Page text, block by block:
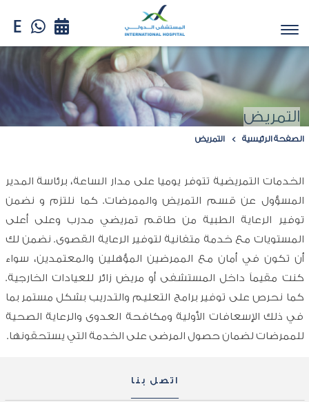
التمريض
الصفحة الرئيسية التمريض
الخدمات التمريضية تتوفر يوميا على مدار الساعة، برئاسة المدير
المسؤول عن قسم التمريض والممرضات. كما نلتزم و نضمن
توفير الرعاية الطبية من طاقم تمريضي مدرب وعلى أعلى
المستويات مع خدمة متفانية لتوفير الرعاية القصوى. نضمن لك
أن تكون في أمان مع الممرضين المؤهلين والمعتمدين، سواء
كنت مقيماً داخل المستشفى أو مريض زائر للعيادات الخارجية.
كما نحرص على توفير برامج التعليم والتدريب بشكل مستمر بما
في ذلك الإسعافات الأولية ومكافحة العدوى والرعاية الصحية
للممرضات لضمان حصول المرضى على الخدمة التي يستحقونها.
اتصل بنا